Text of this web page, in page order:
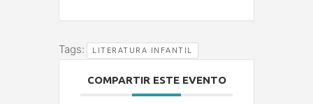
Tags: LITERATURA INFANTIL
COMPARTIR ESTE EVENTO